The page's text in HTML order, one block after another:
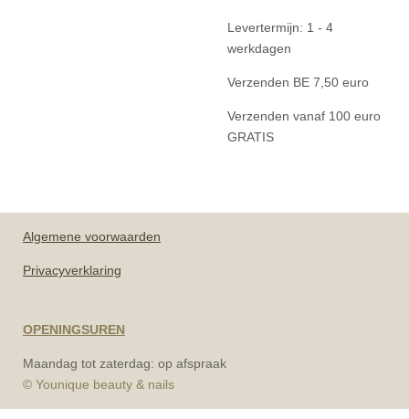
Levertermijn: 1 - 4
werkdagen
Verzenden BE 7,50 euro
Verzenden vanaf 100 euro
GRATIS
Algemene voorwaarden
Privacyverklaring
OPENINGSUREN
Maandag tot zaterdag: op afspraak
© Younique beauty & nails